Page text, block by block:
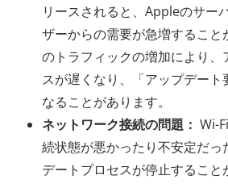
リースされると、Appleのサー
ザーからの需要が急増すること
のトラフィックの増加により、
スが遅くなり、「アップデート
なることがあります。
ネットワーク接続の問題： Wi-
続状態が悪かったり不安定だっ
デートプロセスが停止すること